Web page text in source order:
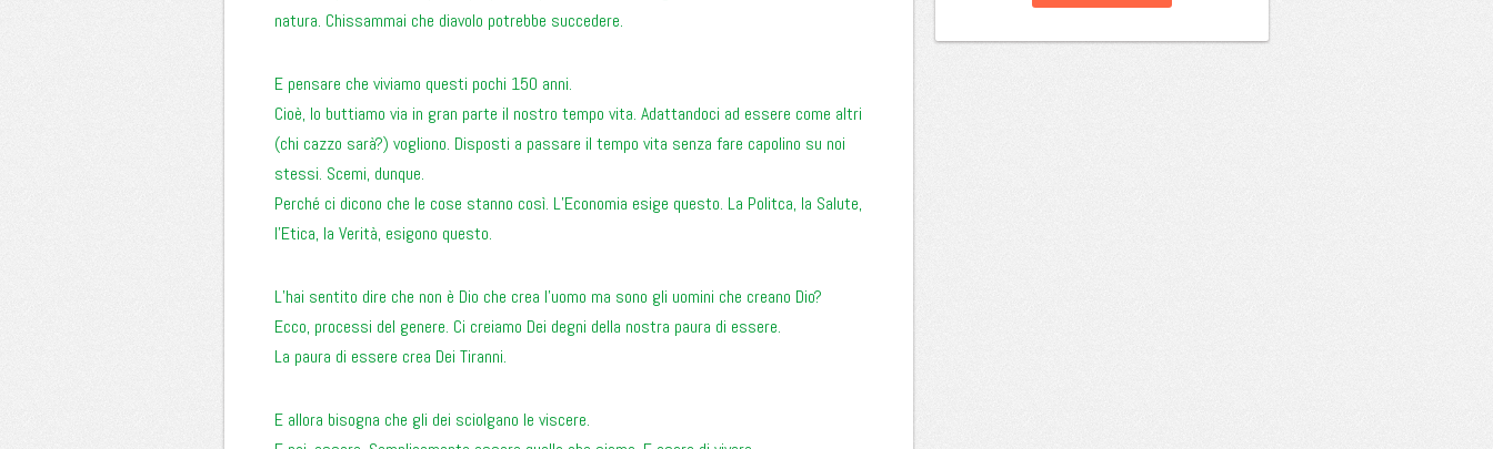
natura. Chissammai che diavolo potrebbe succedere.
E pensare che viviamo questi pochi 150 anni.
Cioè, lo buttiamo via in gran parte il nostro tempo vita. Adattandoci ad essere come altri
(chi cazzo sarà?) vogliono. Disposti a passare il tempo vita senza fare capolino su noi
stessi. Scemi, dunque.
Perché ci dicono che le cose stanno così. L’Economia esige questo. La Politca, la Salute,
l’Etica, la Verità, esigono questo.
L’hai sentito dire che non è Dio che crea l’uomo ma sono gli uomini che creano Dio?
Ecco, processi del genere. Ci creiamo Dei degni della nostra paura di essere.
La paura di essere crea Dei Tiranni.
E allora bisogna che gli dei sciolgano le viscere.